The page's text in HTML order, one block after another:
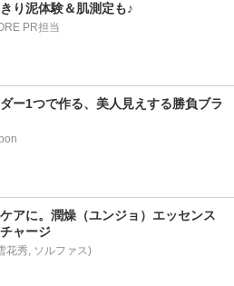
り泥体験＆肌測定も♪
PR担当
ー1つで作る、美人見えする勝負ブラ
アに。潤燥（ユンジョ）エッセンス
ャージ
花秀, ソルファス)